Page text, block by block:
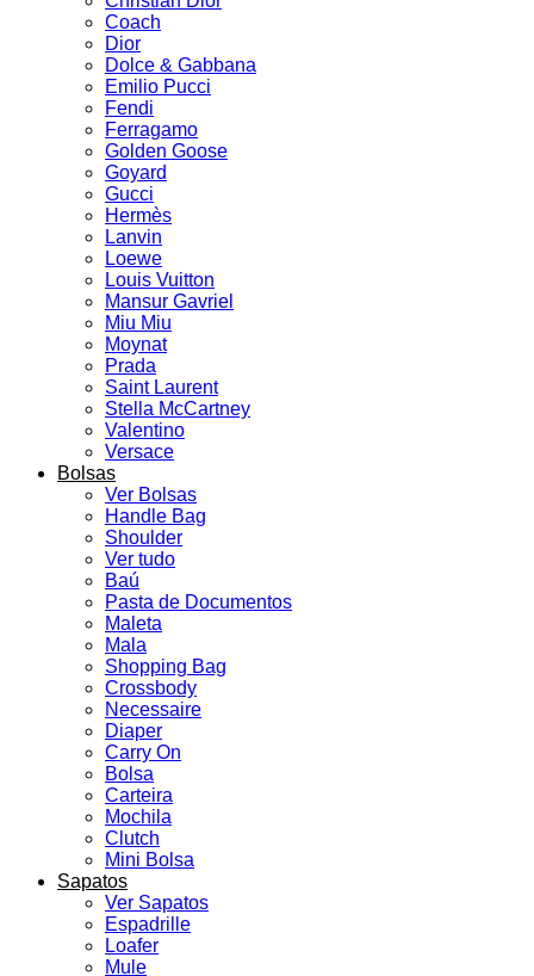
Coach
Dior
Dolce & Gabbana
Emilio Pucci
Fendi
Ferragamo
Golden Goose
Goyard
Gucci
Hermès
Lanvin
Loewe
Louis Vuitton
Mansur Gavriel
Miu Miu
Moynat
Prada
Saint Laurent
Stella McCartney
Valentino
Versace
Bolsas
Ver Bolsas
Handle Bag
Shoulder
Ver tudo
Baú
Pasta de Documentos
Maleta
Mala
Shopping Bag
Crossbody
Necessaire
Diaper
Carry On
Bolsa
Carteira
Mochila
Clutch
Mini Bolsa
Sapatos
Ver Sapatos
Espadrille
Loafer
Mule